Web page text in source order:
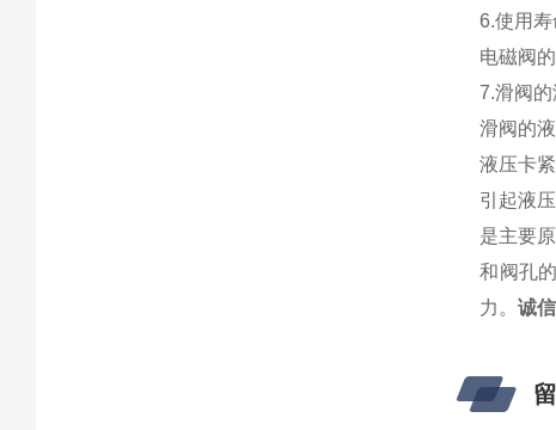
6.使用寿
电磁阀
7.滑阀
滑阀的
液压卡
引起液
是主要
和阀孔
力。诚